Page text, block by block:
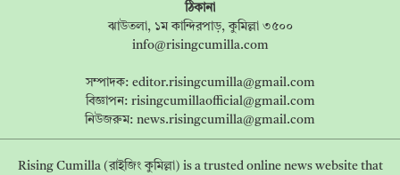
ঠিকানা
ঝাউতলা, ১ম কান্দিরপাড়, কুমিল্লা ৩৫০০
info@risingcumilla.com
সম্পাদক: editor.risingcumilla@gmail.com
বিজ্ঞাপন: risingcumillaofficial@gmail.com
নিউজরুম: news.risingcumilla@gmail.com
Rising Cumilla (রাইজিং কুমিল্লা) is a trusted online news website that